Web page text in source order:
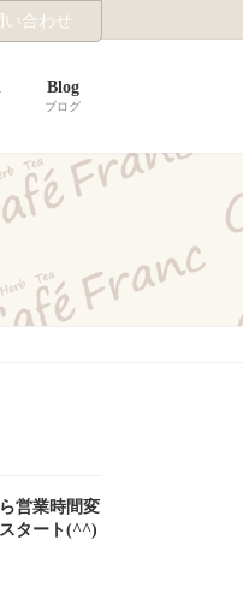
い合わせ
Blog
ブログ
営業時間変
タート(^^)